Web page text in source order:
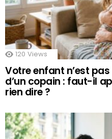
120 Views
Votre enfant n’est
d’un copain : faut-il
rien dire ?